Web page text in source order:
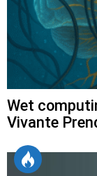
Wet
Vivante